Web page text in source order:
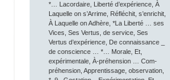
*… Lacordaire, Liberté d’expérience, À
Laquelle on s’Arrime, Réfléchit, s’enrichit,
À Laquelle on Adhère, *La Liberté … ses
Vices, Ses Vertus, de service, Ses
Vertus d’expérience, De connaissance _
de conscience … *… Morale, Et,
expérimentale, À-préhension … Com-
préhension, Apprentissage, observation,